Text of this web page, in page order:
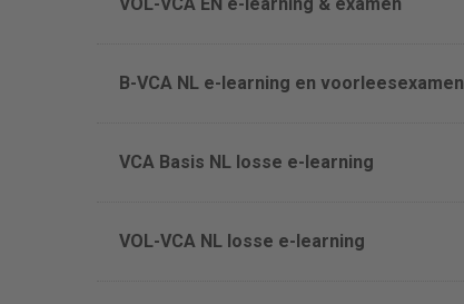
B-VCA NL e-learning en voorleesexamen
VCA Basis NL losse e-learning
VOL-VCA NL losse e-learning